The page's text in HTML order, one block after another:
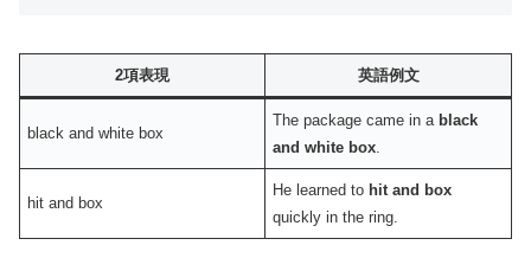
2項表現 英語例文
black and white box
The package came in a black
and white box
hit and box
He learned to hit and box
quickly in the ring.